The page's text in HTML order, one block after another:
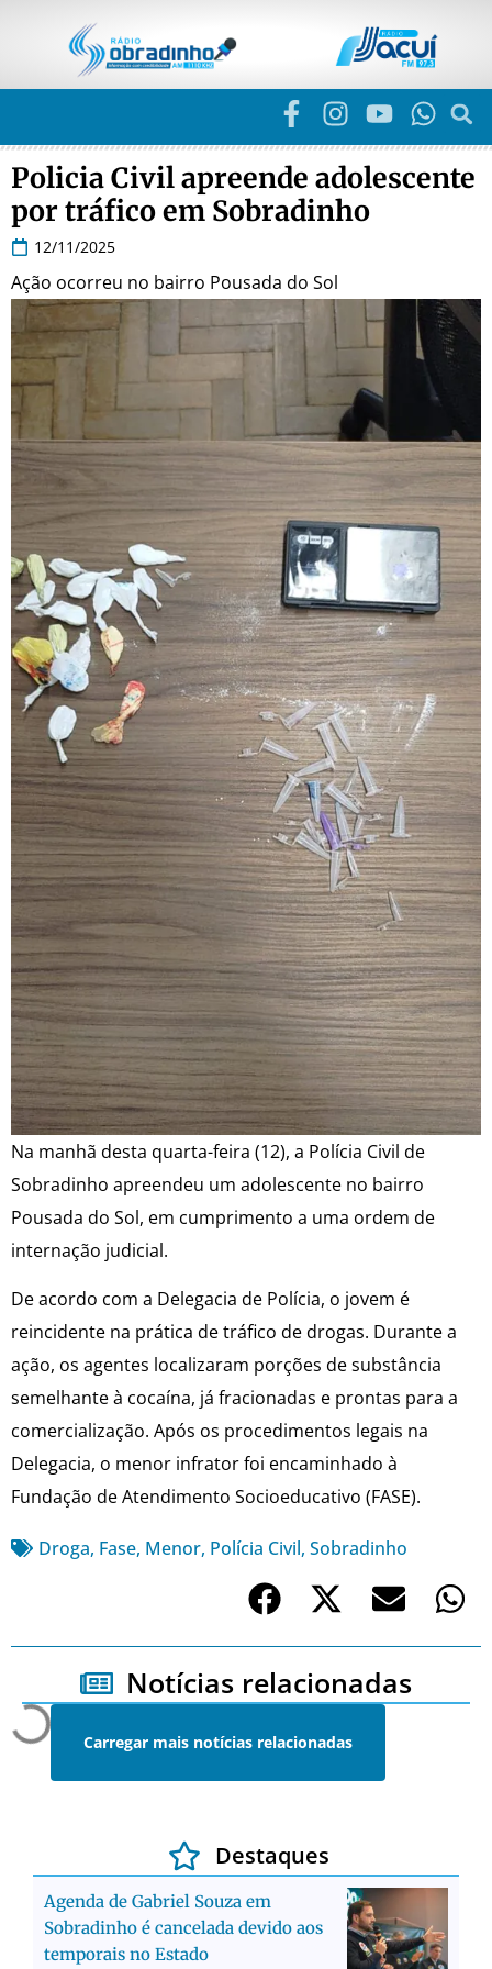
Policia Civil apreende adolescente
por tráfico em Sobradinho
12/11/2025
Ação ocorreu no bairro Pousada do Sol
Na manhã desta quarta-feira (12), a Polícia Civil de
Sobradinho apreendeu um adolescente no bairro
Pousada do Sol, em cumprimento a uma ordem de
internação judicial.
De acordo com a Delegacia de Polícia, o jovem é
reincidente na prática de tráfico de drogas. Durante a
ação, os agentes localizaram porções de substância
semelhante à cocaína, já fracionadas e prontas para a
comercialização. Após os procedimentos legais na
Delegacia, o menor infrator foi encaminhado à
Fundação de Atendimento Socioeducativo (FASE).
Droga, Fase, Menor, Polícia Civil, Sobradinho
Notícias relacionadas
Carregar mais notícias relacionadas
Destaques
Agenda de Gabriel Souza em
Sobradinho é cancelada devido aos
temporais no Estado